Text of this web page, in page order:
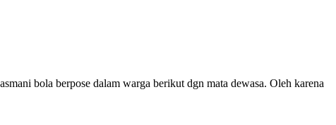
bola berpose dalam warga berikut dgn mata dewasa. Oleh karena